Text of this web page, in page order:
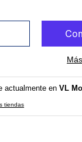
actualmente enVL
tiendas